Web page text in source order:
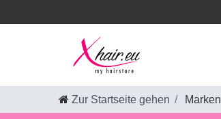
Zur Startseite gehen Marken